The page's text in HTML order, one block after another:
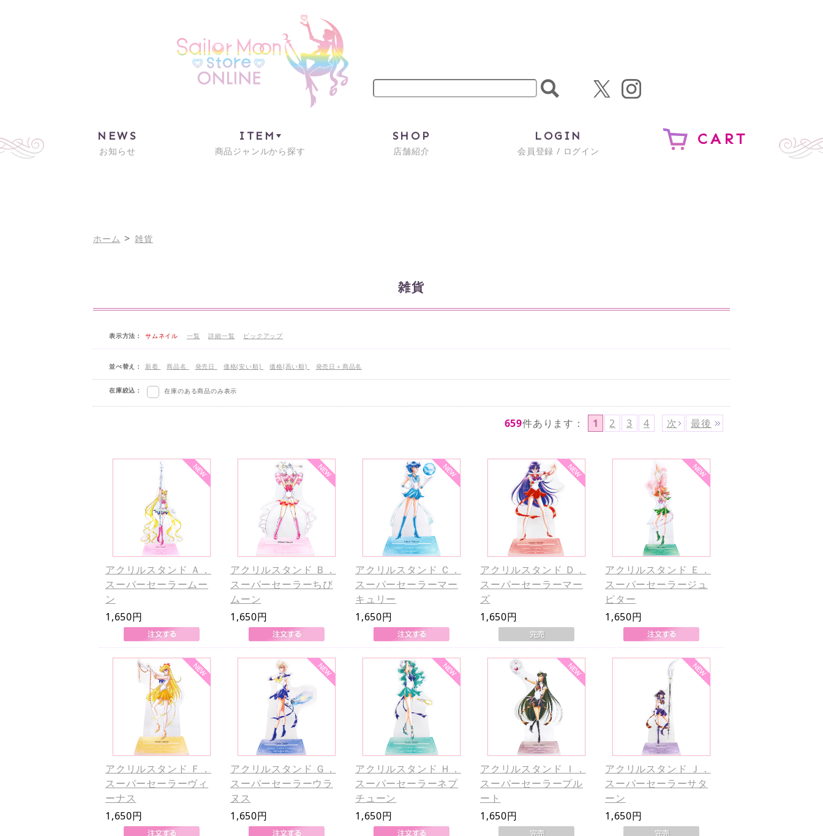
NEWS
お知らせ
ITEM
商品ジャンルから探す
SHOP
店舗紹介
LOGIN
会員登録 / ログイン
CART
ホーム > 雑貨
雑貨
表示方法： サムネイル 一覧 詳細一覧 ピックアップ
並べ替え： 新着 商品名 発売日 価格(安い順) 価格(高い順) 発売日＋商品名
在庫絞込： 在庫のある商品のみ表示
659件あります ： 1 2 3 4 次 最後
アクリルスタンド Ａ．
スーパーセーラームー
ン
1,650円
アクリルスタンド Ｂ．
スーパーセーラーちび
ムーン
1,650円
アクリルスタンド Ｃ．
スーパーセーラーマー
キュリー
1,650円
アクリルスタンド Ｄ．
スーパーセーラーマー
ズ
1,650円
アクリルスタンド Ｅ．
スーパーセーラージュ
ピター
1,650円
アクリルスタンド Ｆ．
スーパーセーラーヴィ
ーナス
1,650円
アクリルスタンド Ｇ．
スーパーセーラーウラ
ヌス
1,650円
アクリルスタンド Ｈ．
スーパーセーラーネプ
チューン
1,650円
アクリルスタンド Ｉ．
スーパーセーラープル
ート
1,650円
アクリルスタンド Ｊ．
スーパーセーラーサタ
ーン
1,650円